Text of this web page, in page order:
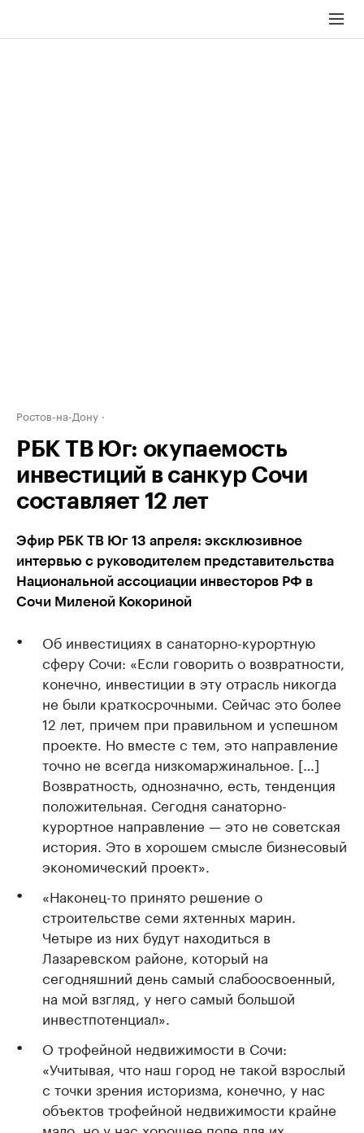
Ростов-на-Дону
РБК ТВ Юг: окупаемость
инвестиций в санкур Сочи
составляет 12 лет
Эфир РБК ТВ Юг 13 апреля: эксклюзивное
интервью с руководителем представительства
Национальной ассоциации инвесторов РФ в
Сочи Миленой Кокориной
Об инвестициях в санаторно-курортную
сферу Сочи: «Если говорить о возвратности,
конечно, инвестиции в эту отрасль никогда
не были краткосрочными. Сейчас это более
12 лет, причем при правильном и успешном
проекте. Но вместе с тем, это направление
точно не всегда низкомаржинальное. […]
Возвратность, однозначно, есть, тенденция
положительная. Сегодня санаторно-
курортное направление — это не советская
история. Это в хорошем смысле бизнесовый
экономический проект».
«Наконец-то принято решение о
строительстве семи яхтенных марин.
Четыре из них будут находиться в
Лазаревском районе, который на
сегодняшний день самый слабоосвоенный,
на мой взгляд, у него самый большой
инвестпотенциал».
О трофейной недвижимости в Сочи:
«Учитывая, что наш город не такой взрослый
с точки зрения историзма, конечно, у нас
объектов трофейной недвижимости крайне